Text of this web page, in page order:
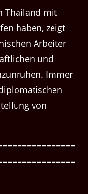
Thailand mit
haben, zeigt
Arbeiter
und
Immer
von